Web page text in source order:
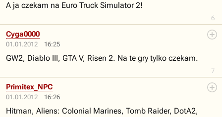
6
A ja czekam na Euro Truck Simulator 2!
01.01.2012 16:25
7
Cyga0000
GW2, Diablo III, GTA V, Risen 2. Na te gry tylko czekam.
01.01.2012 16:26
Primitex_NPC
Hitman, Aliens: Colonial Marines, Tomb Raider, DotA2,